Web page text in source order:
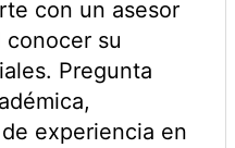
con un asesor
su
Pregunta
experiencia en